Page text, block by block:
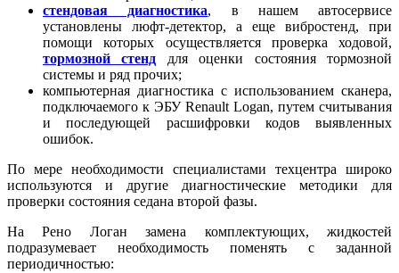
стендовая диагностика, в нашем автосервисе
установлены люфт-детектор, а еще вибростенд, при
помощи которых осуществляется проверка ходовой,
тормозной стенд для оценки состояния тормозной
системы и ряд прочих;
компьютерная диагностика с использованием сканера,
подключаемого к ЭБУ Renault Logan, путем считывания
и последующей расшифровки кодов выявленных
ошибок.
По мере необходимости специалистами техцентра широко
используются и другие диагностические методики для
проверки состояния седана второй фазы.
На Рено Логан замена комплектующих, жидкостей
подразумевает необходимость поменять с заданной
периодичностью: